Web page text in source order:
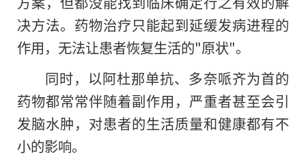
决方法。药物治疗只能起到延缓发病进程的
作用，无法让患者恢复生活的"原状"。
同时，以阿杜那单抗、多奈哌齐为首的
药物都常常伴随着副作用，严重者甚至会引
发脑水肿，对患者的生活质量和健康都有不
小的影响。